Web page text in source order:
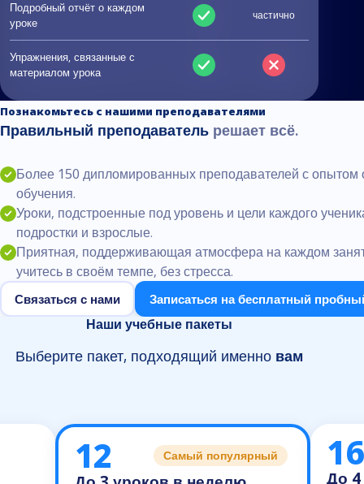
Подробный отчёт о каждом
уроке
частично
Упражнения, связанные с
материалом урока
Познакомьтесь с нашими преподавателями
Правильный преподаватель решает всё.
Более 150 дипломированных преподавателей с опытом
обучения.
Уроки, подстроенные под уровень и цели каждого
подростки и взрослые.
Приятная, поддерживающая атмосфера на каждом
учитесь в своём темпе, без стресса.
Связаться с нами Записаться на бесплатный
Наши учебные пакеты
Выберите пакет, подходящий именно вам
Самый популярный
12 16
До